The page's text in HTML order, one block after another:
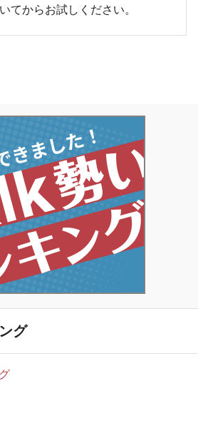
てからお試しください。
グ